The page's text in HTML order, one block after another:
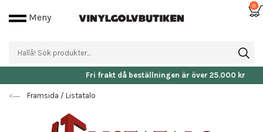
Meny
0
Fri frakt då beställningen är över 25.000 kr
Framsida / Listatalo